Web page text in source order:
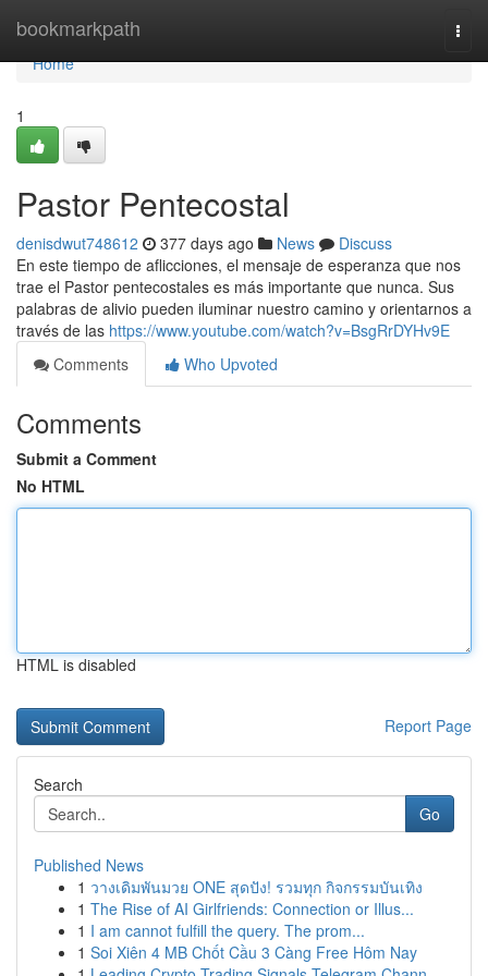
bookmarkpath
Home
Home
1
Pastor Pentecostal
denisdwut748612 377 days ago News
Discuss
En este tiempo de aflicciones, el mensaje de esperanza que nos
trae el Pastor pentecostales es más importante que nunca. Sus
palabras de alivio pueden iluminar nuestro camino y orientarnos a
través de las https://www.youtube.com/watch?v=BsgRrDYHv9E
Comments
Who Upvoted
Comments
Submit a Comment
No HTML
HTML is disabled
Report Page
Search
Go
Published News
1 วางเดิมพันมวย ONE สุดปัง! รวมทุก กิจกรรมบันเทิง
1 The Rise of AI Girlfriends: Connection or Illus...
1 I am cannot fulfill the query. The prom...
1 Soi Xiên 4 MB Chốt Cầu 3 Càng Free Hôm Nay